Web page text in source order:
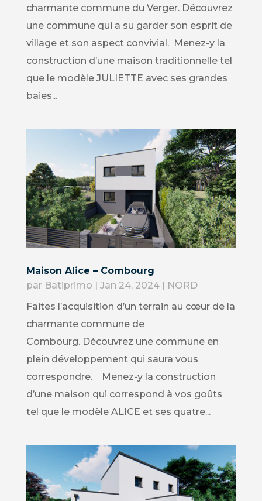
charmante commune du Verger. Découvrez
une commune qui a su garder son esprit de
village et son aspect convivial. Menez-y la
construction d’une maison traditionnelle tel
que le modèle JULIETTE avec ses grandes
baies...
Maison Alice – Combourg
par Batiprimo | Jan 24, 2024| NORD
Faites l’acquisition d’un terrain au cœur de la
charmante commune de
Combourg. Découvrez une commune en
plein développement qui saura vous
correspondre. Menez-y la construction
d’une maison qui correspond à vos goûts
tel que le modèle ALICE et ses quatre...